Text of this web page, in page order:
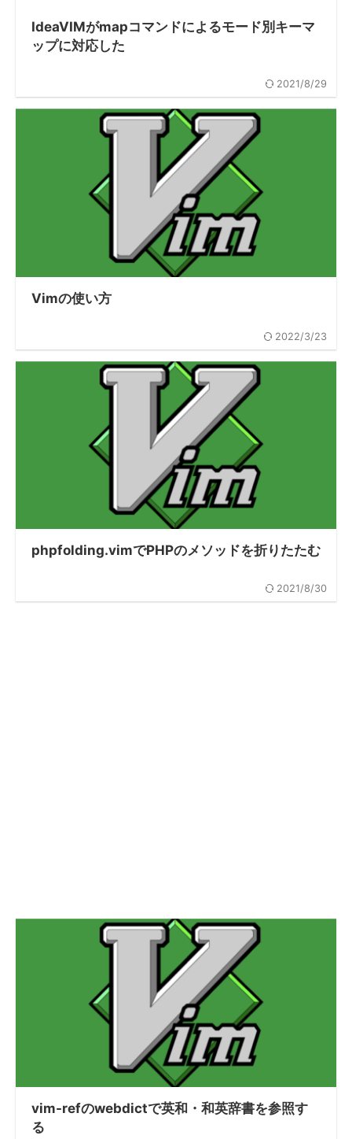
IdeaVIMがmapコマンドによるモード別キーマ
ップに対応した
2021/8/29
Vimの使い方
2022/3/23
phpfolding.vimでPHPのメソッドを折りたたむ
2021/8/30
vim-refのwebdictで英和・和英辞書を参照す
る